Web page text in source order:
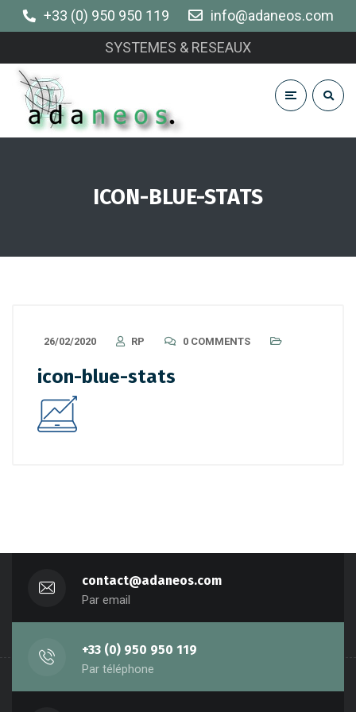
+33 (0) 950 950 119
info@adaneos.com
SYSTEMES & RESEAUX
ICON-BLUE-STATS
26/02/2020 RP 0 COMMENTS
icon-blue-stats
contact@adaneos.com
Par email
+33 (0) 950 950 119
Par téléphone